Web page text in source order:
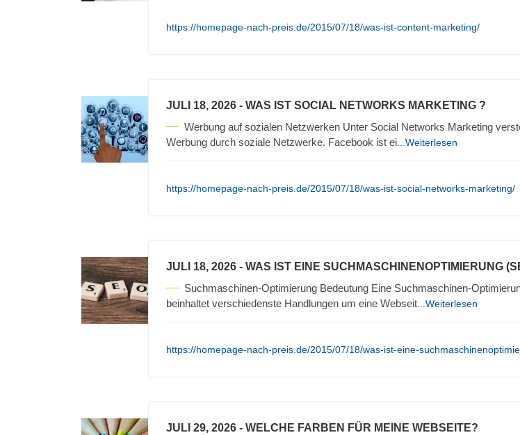
https://homepage-nach-preis.de/2015/07/18/was-ist-content-marketing/
JULI 18, 2026 - WAS IST SOCIAL NETWORKS MARKETING ?
Werbung auf sozialen Netzwerken Unter Social Networks Marketing
Werbung durch soziale Netzwerke. Facebook ist ei ...Weiterlesen
https://homepage-nach-preis.de/2015/07/18/was-ist-social-networks-marketing/
JULI 18, 2026 - WAS IST EINE SUCHMASCHINENOPTIMIERUNG
Suchmaschinen-Optimierung Bedeutung Eine Suchmaschinen-
beinhaltet verschiedenste Handlungen um eine Webseit ...Weiterlesen
https://homepage-nach-preis.de/2015/07/18/was-ist-eine-
JULI 29, 2026 - WELCHE FARBEN FÜR MEINE WEBSEITE?